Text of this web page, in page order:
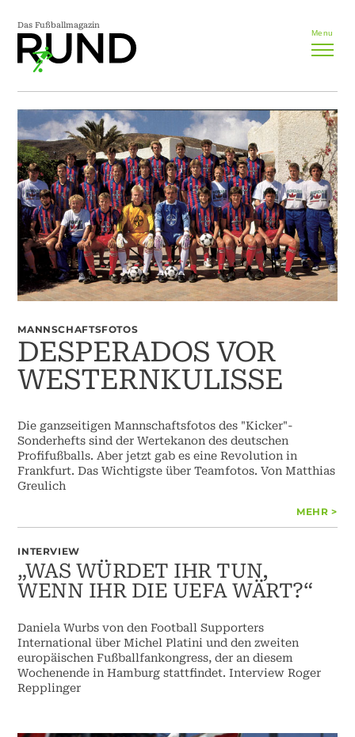
Das Fußballmagazin
Menu
MANNSCHAFTSFOTOS
DESPERADOS VOR
WESTERNKULISSE
Die ganzseitigen Mannschaftsfotos des "Kicker"-
Sonderhefts sind der Wertekanon des deutschen
Profifußballs. Aber jetzt gab es eine Revolution in
Frankfurt. Das Wichtigste über Teamfotos. Von Matthias
Greulich
MEHR >
INTERVIEW
„WAS WÜRDET IHR TUN,
WENN IHR DIE UEFA WÄRT?“
Daniela Wurbs von den Football Supporters
International über Michel Platini und den zweiten
europäischen Fußballfankongress, der an diesem
Wochenende in Hamburg stattfindet. Interview Roger
Repplinger